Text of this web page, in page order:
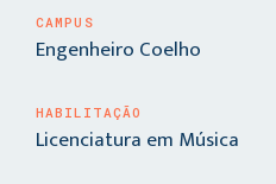
CAMPUS
Engenheiro Coelho
HABILITAÇÃO
Licenciatura em Música